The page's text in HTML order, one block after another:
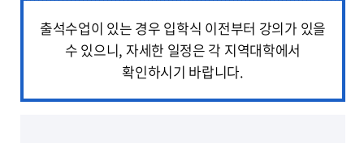
출석수업이 있는 경우 입학식 이전부터 강의가 있을
수 있으니, 자세한 일정은 각 지역대학에서
확인하시기 바랍니다.